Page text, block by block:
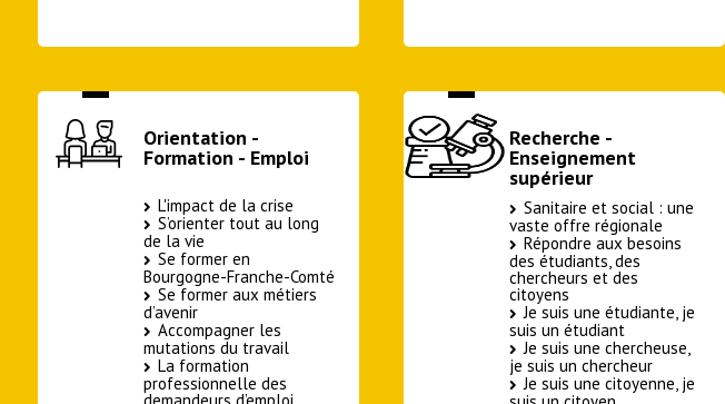
Orientation -
Formation - Emploi
L'impact de la crise
S’orienter tout au long
de la vie
Se former en
Bourgogne-Franche-Comté
Se former aux métiers
d’avenir
Accompagner les
mutations du travail
La formation
professionnelle des
Recherche -
Enseignement
supérieur
Sanitaire et social : une
vaste offre régionale
Répondre aux besoins
des étudiants, des
chercheurs et des
citoyens
Je suis une étudiante, je
suis un étudiant
Je suis une chercheuse,
je suis un chercheur
Je suis une citoyenne, je